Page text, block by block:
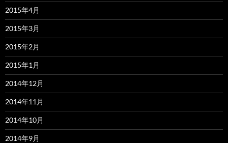
2015年4月
2015年3月
2015年2月
2015年1月
2014年12月
2014年11月
2014年10月
2014年9月